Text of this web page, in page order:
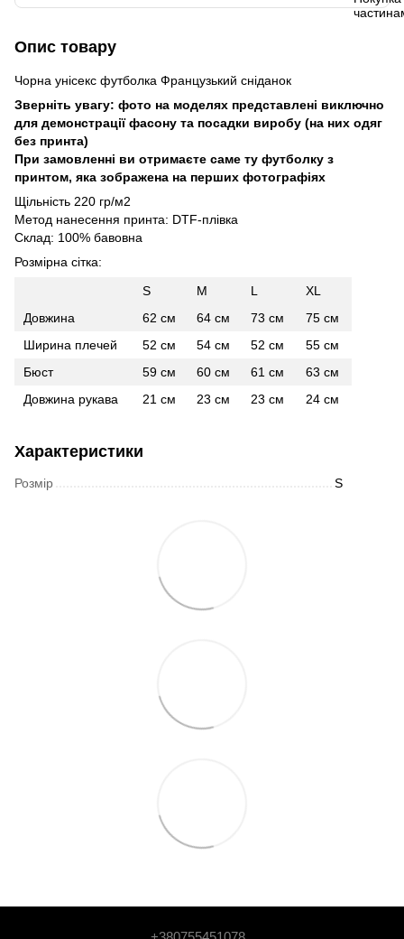
Опис товару
Чорна унісекс футболка Французький сніданок
Зверніть увагу: фото на моделях представлені виключно
для демонстрації фасону та посадки виробу (на них одяг
без принта)
При замовленні ви отримаєте саме ту футболку з
принтом, яка зображена на перших фотографіях
Щільність 220 гр/м2
Метод нанесення принта: DTF-плівка
Склад: 100% бавовна
Розмірна сітка:
S
M L
XL
Довжина
62 см 64 см 73 см
75 см
Ширина плечей
52 см 54 см 52 см
55 см
Бюст
59 см 60 см 61 см
63 см
Довжина рукава
21 см 23 см 23 см 24 см
Характеристики
Розмір S